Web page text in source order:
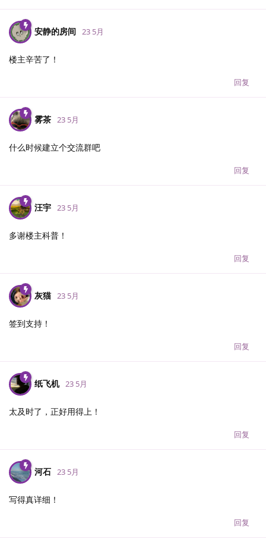
安静的房间 23 5月
楼主辛苦了！
回复
雾茶 23 5月
什么时候建立个交流群吧
回复
汪宇 23 5月
多谢楼主科普！
回复
灰猫 23 5月
签到支持！
回复
纸飞机 23 5月
太及时了，正好用得上！
回复
河石 23 5月
写得真详细！
回复